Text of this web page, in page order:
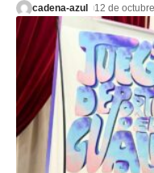
cadena-azul 12 de